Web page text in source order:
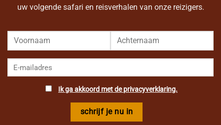
uw volgende safari en reisverhalen van onze reizigers.
Ik ga akkoord met de privacyverklaring.